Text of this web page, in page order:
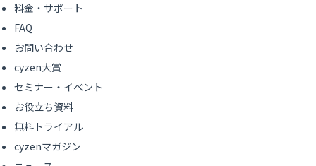
料金・サポート
FAQ
お問い合わせ
cyzen大賞
セミナー・イベント
お役立ち資料
無料トライアル
cyzenマガジン